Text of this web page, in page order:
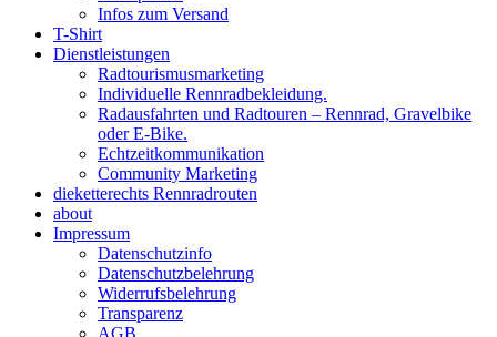
Infos zum Versand
T-Shirt
Dienstleistungen
Radtourismusmarketing
Individuelle Rennradbekleidung.
Radausfahrten und Radtouren – Rennrad, Gravelbike
oder E-Bike.
Echtzeitkommunikation
Community Marketing
dieketterechts Rennradrouten
about
Impressum
Datenschutzinfo
Datenschutzbelehrung
Widerrufsbelehrung
Transparenz
AGB